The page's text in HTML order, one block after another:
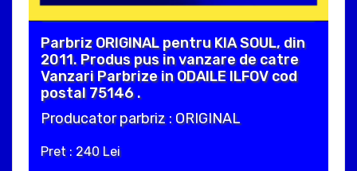
Parbriz ORIGINAL pentru KIA SOUL, din
2011. Produs pus in vanzare de catre
Vanzari Parbrize in ODAILE ILFOV cod
postal 75146 .
Producator parbriz : ORIGINAL
Pret : 240 Lei